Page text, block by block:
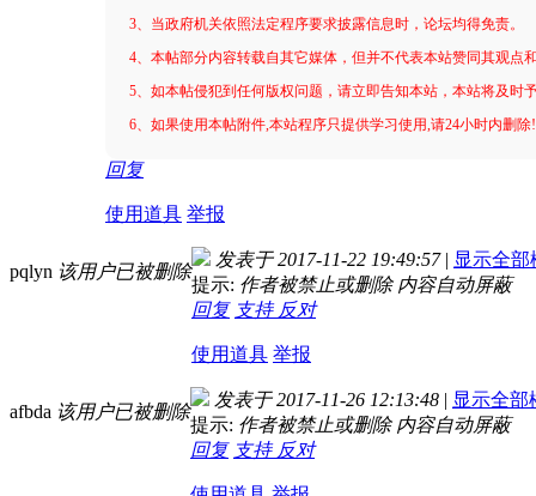
3、当政府机关依照法定程序要求披露信息时，论坛均得免责。
4、本帖部分内容转载自其它媒体，但并不代表本站赞同其观点
5、如本帖侵犯到任何版权问题，请立即告知本站，本站将及时
6、如果使用本帖附件,本站程序只提供学习使用,请24小时内删
回复
使用道具 举报
pqlyn 该用户已被删除
发表于 2017-11-22 19:49:57
显示全部
提示: 作者被禁止或删除 内容自动屏蔽
回复 支持 反对
使用道具 举报
afbda 该用户已被删除
发表于 2017-11-26 12:13:48
显示全部
提示: 作者被禁止或删除 内容自动屏蔽
回复 支持 反对